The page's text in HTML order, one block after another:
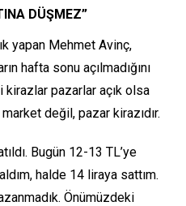
DÜŞMEZ”
yapan Mehmet Avinç,
hafta sonu açılmadığını
pazarlar açık olsa
değil, pazar kirazıdır.
Bugün 12-13 TL’ye
halde 14 liraya sattım.
Önümüzdeki